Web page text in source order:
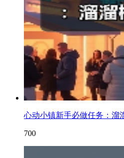
心动小镇新手必做任务：溜
700